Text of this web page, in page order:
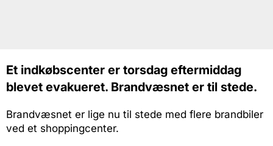
Et indkøbscenter er torsdag eftermiddag
blevet evakueret. Brandvæsnet er til stede.
Brandvæsnet er lige nu til stede med flere brandbiler
ved et shoppingcenter.